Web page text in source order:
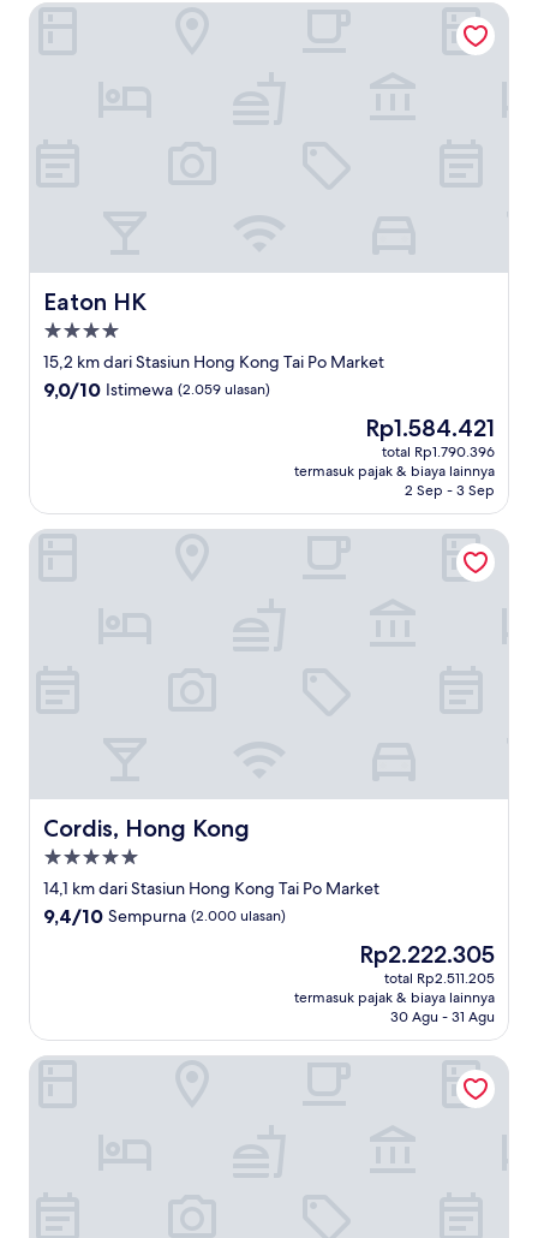
Eaton HK
Eaton HK
Properti
bintang
4.0
15,2 km dari Stasiun Hong Kong Tai Po Market
9.0
9,0/10 Istimewa (2.059 ulasan)
Harga
sekarang
Rp1.584.421
Rp1.584.421
total Rp1.790.396
termasuk pajak & biaya lainnya
2 Sep - 3 Sep
Eaton HK
Cordis, Hong Kong
Cordis, Hong Kong
Properti
bintang
5.0
14,1 km dari Stasiun Hong Kong Tai Po Market
9.4
9,4/10 Sempurna (2.000 ulasan)
Harga
sekarang
Rp2.222.305
Rp2.222.305
total Rp2.511.205
termasuk pajak & biaya lainnya
30 Agu - 31 Agu
Cordis, Hong Kong
ibis Hong Kong Central And Sheung Wan